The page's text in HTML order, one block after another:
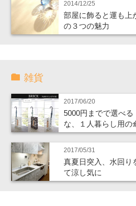
2014/12/25
部屋に飾ると運も上
の３つの魅力
雑貨
2017/06/20
5000円までで選べ
な、１人暮らし用の
2017/05/31
真夏日突入、水回り
て涼し気に